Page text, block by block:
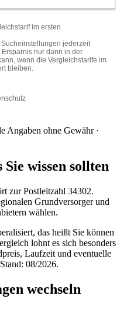
Angaben ohne Gewähr ·
Sie wissen sollten
zur Postleitzahl 34302.
Grundversorger und
wählen.
das heißt Sie können
lohnt es sich besonders
Laufzeit und eventuelle
08/2026.
wechseln